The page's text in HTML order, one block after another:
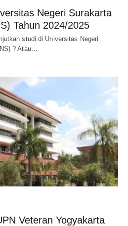
Negeri Surakarta
Tahun 2024/2025
studi di Universitas Negeri
? Atau…
Veteran Yogyakarta